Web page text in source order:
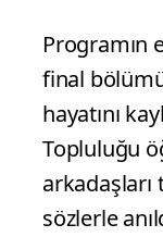
Programın
final
hayatını
Topluluğu
sözlerle